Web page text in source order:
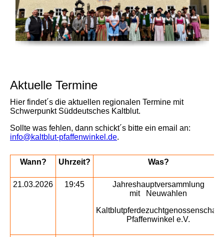
Aktuelle Termine
Hier findet´s die aktuellen regionalen Termine mit
Schwerpunkt Süddeutsches Kaltblut.
Sollte was fehlen, dann schickt´s bitte ein email an:
info@kaltblut-pfaffenwinkel.de.
Wann? Uhrzeit? Was?
21.03.2026 19:45
Jahreshauptversammlung
mit Neuwahlen
Kaltblutpferdezuchtgenossenschaft
Pfaffenwinkel e.V.